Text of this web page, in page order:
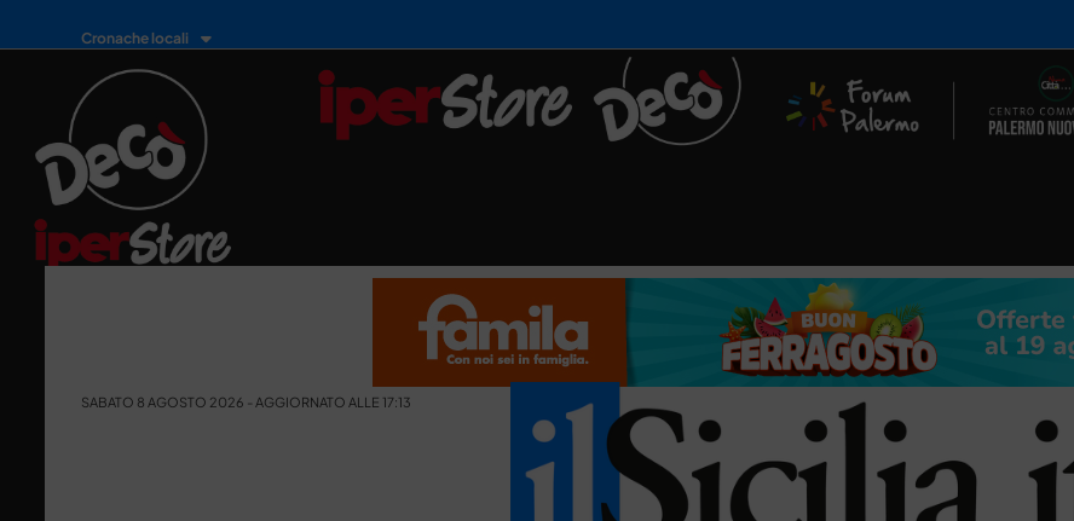
Cronache locali
SABATO 8 AGOSTO 2026 - AGGIORNATO ALLE 17:13